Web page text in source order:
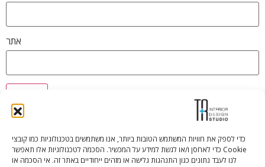
כדי לספק את חוויות המשתמש הטובות ביותר, אנו משתמשים בטכנולוגיות כמו קובצי
Cookie כדי לאחסן ו/או לגשת למידע על המכשיר. הסכמה לטכנולוגיות אלו תאפשר
לנו לעבד נתונים כגון התנהגות גלישה או מזהים ייחודיים באתר זה. אי הסכמה או
אתר
Tali Shenfeld:052.620.2446